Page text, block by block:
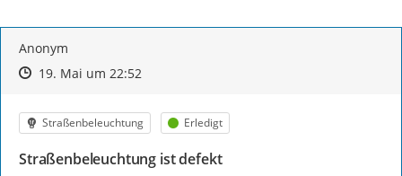
„Erledigte“ Mängelmeldungen
Mängelmelder sichtbar, wenn das Feld „Alle Filter Löschen“
oder „Status“, angeklickt bzw. „Erledigt“ ausgewählt wird. Sie
Vielen Dank für Ihre Mithilfe!
Anonym
Zeitpunkt des Erstellens
Zeitpunkt des Erstellens
19. Mai um 22:52Zur Äußerung
Kategorie
Straßenbeleuchtung Status
Erledigt
Straßenbeleuchtung ist defekt